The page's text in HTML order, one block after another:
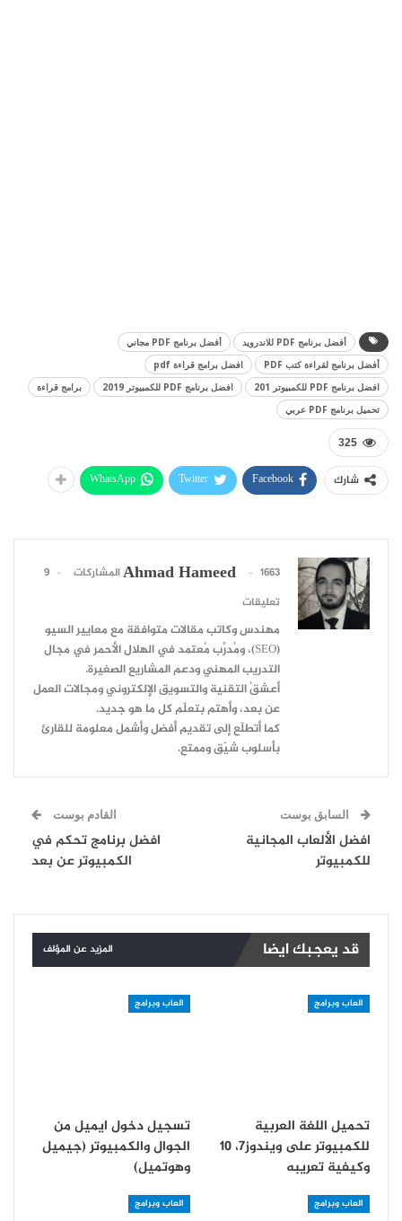
أفضل برنامج PDF للاندرويد
أفضل برنامج PDF مجاني
أفضل برنامج لقراءة كتب PDF
افضل برامج قراءة pdf
افضل برنامج PDF للكمبيوتر 201
افضل برنامج PDF للكمبيوتر 2019
برامج قراءة
تحميل برنامج PDF عربي
325
شارك Facebook
Twitter
WhatsApp
Ahmad Hameed 1663 المشاركات
9
تعليقات
مهندس وكاتب مقالات متوافقة مع معايير السيو
(SEO)، ومُدرِّب مُعتمد في الهلال الأحمر في مجال
التدريب المهني ودعم المشاريع الصغيرة.
أعشقُ التقنية والتسويق الإلكتروني ومجالات العمل
عن بعد، وأهتم بتعلّم كل ما هو جديد.
كما أتطلّع إلى تقديم أفضل وأشمل معلومة للقارئ
بأسلوب شيّق وممتع.
السابق بوست
افضل الألعاب المجانية
للكمبيوتر
القادم بوست
افضل برنامج تحكم في
الكمبيوتر عن بعد
قد يعجبك ايضا المزيد عن المؤلف
العاب وبرامج
تحميل اللغة العربية
للكمبيوتر على ويندوز7، 10
وكيفية تعريبه
العاب وبرامج
تسجيل دخول ايميل من
الجوال والكمبيوتر (جيميل
وهوتميل)
العاب وبرامج العاب وبرامج